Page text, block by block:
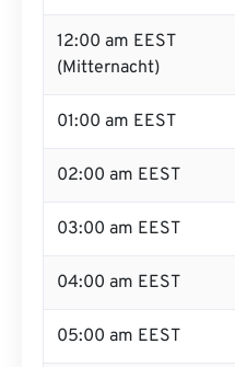
12:00 am EEST
(Mitternacht)
01:00 am EEST
02:00 am EEST
03:00 am EEST
04:00 am EEST
05:00 am EEST